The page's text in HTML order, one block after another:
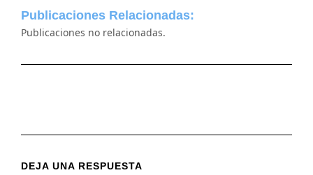
Publicaciones Relacionadas:
Publicaciones no relacionadas.
DEJA UNA RESPUESTA